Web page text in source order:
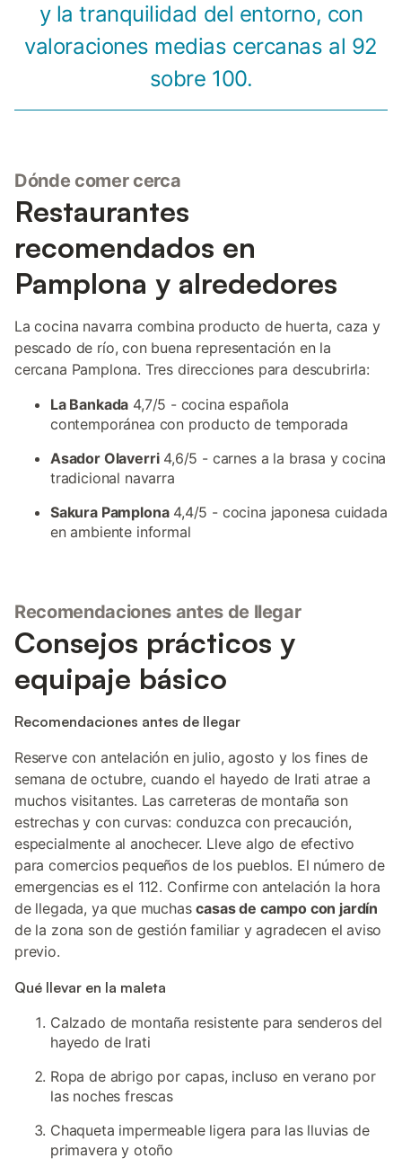
y la tranquilidad del entorno, con
valoraciones medias cercanas al 92
sobre 100.
Dónde comer cerca
Restaurantes
recomendados en
Pamplona y alrededores
La cocina navarra combina producto de huerta, caza y
pescado de río, con buena representación en la
cercana Pamplona. Tres direcciones para descubrirla:
La Bankada 4,7/5 - cocina española
contemporánea con producto de temporada
Asador Olaverri4,6/5 - carnes a la brasa y cocina
tradicional navarra
Sakura Pamplona4,4/5 - cocina japonesa cuidada
en ambiente informal
Recomendaciones antes de llegar
Consejos prácticos y
equipaje básico
Recomendaciones antes de llegar
Reserve con antelación en julio, agosto y los fines de
semana de octubre, cuando el hayedo de Irati atrae a
muchos visitantes. Las carreteras de montaña son
estrechas y con curvas: conduzca con precaución,
especialmente al anochecer. Lleve algo de efectivo
para comercios pequeños de los pueblos. El número de
emergencias es el 112. Confirme con antelación la hora
de llegada, ya que muchascasas de campo con jardín
de la zona son de gestión familiar y agradecen el aviso
previo.
Qué llevar en la maleta
Calzado de montaña resistente para senderos del
hayedo de Irati
Ropa de abrigo por capas, incluso en verano por
las noches frescas
Chaqueta impermeable ligera para las lluvias de
primavera y otoño